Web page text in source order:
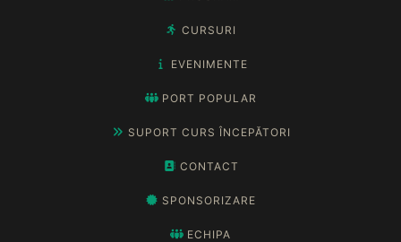
CURSURI
EVENIMENTE
PORT POPULAR
SUPORT CURS ÎNCEPĂTORI
CONTACT
SPONSORIZARE
ECHIPA